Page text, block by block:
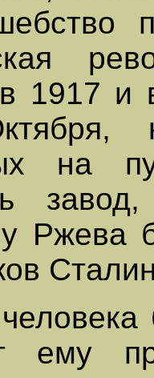
1917 и
на
у Ржева
ему